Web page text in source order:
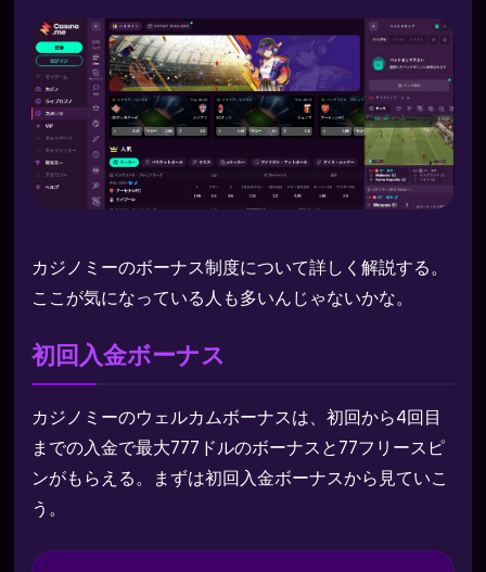
カジノミーのボーナス制度について詳しく解説する。
ここが気になっている人も多いんじゃないかな。
初回入金ボーナス
カジノミーのウェルカムボーナスは、初回から4回目
までの入金で最大777ドルのボーナスと77フリースピ
ンがもらえる。まずは初回入金ボーナスから見ていこ
う。